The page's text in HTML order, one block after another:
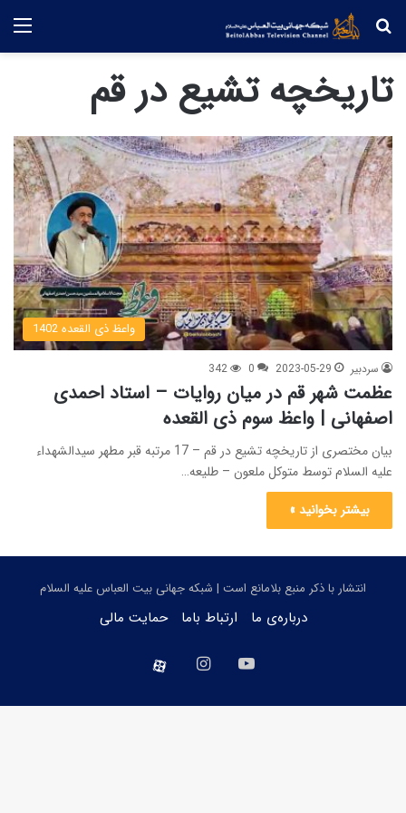
جستجو
تاریخچه تشیع در قم
واعظ ذی القعده 1402
سردبیر 2023-05-29
0
342
عظمت شهر قم در میان روایات – استاد احمدی
اصفهانی | واعظ سوم ذی القعده
بیان مختصری از تاریخچه تشیع در قم – 17 مرتبه قبر مطهر سیدالشهداء
علیه السلام توسط متوکل ملعون – طلیعه…
بیشتر بخوانید »
انتشار با ذکر منبع بلامانع است | شبکه جهانی بیت العباس علیه السلام
درباره‌ی ما ارتباط باما حمایت مالی
یوتیوب اینستاگرام